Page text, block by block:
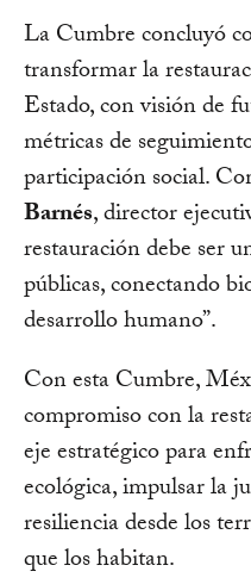
La Cumbre concluyó
transformar la
Estado, con visión de
métricas de
participación social.
Barnés, director
restauración debe ser
públicas, conectando
desarrollo humano”.
Con esta Cumbre,
compromiso con la
eje estratégico para
ecológica, impulsar la
resiliencia desde los
que los habitan.